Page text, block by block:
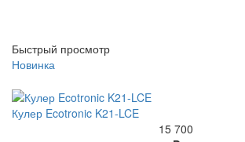
Быстрый просмотр
Новинка
Кулер Ecotronic K21-LCE
15 700